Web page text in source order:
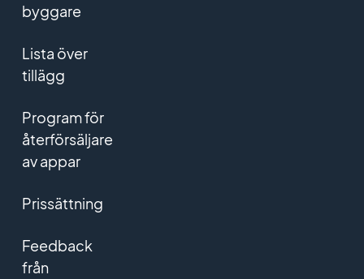
byggare
Lista över
tillägg
Program för
återförsäljare
av appar
Prissättning
Feedback
från